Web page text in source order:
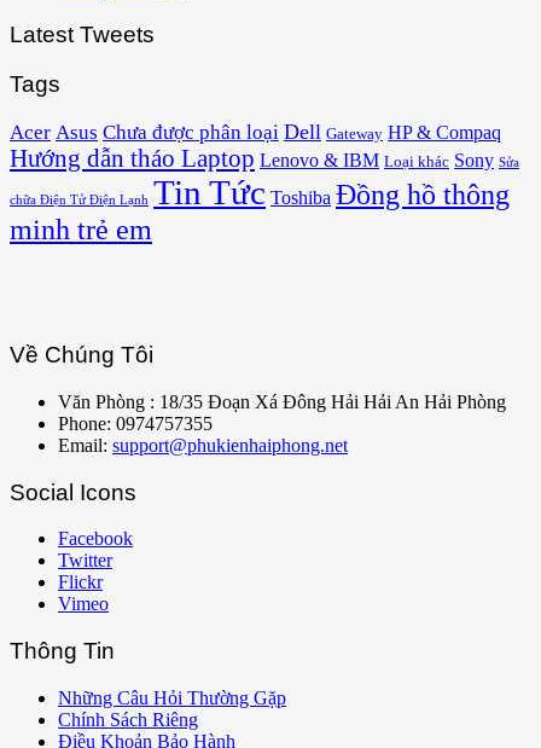
Latest Tweets
Tags
Acer Asus Chưa được phân loại Dell Gateway HP & Compaq
Hướng dẫn tháo Laptop Lenovo & IBM Loại khác Sony Sửa
chữa Điện Tử Điện Lạnh Tin Tức Toshiba Đồng hồ thông
minh trẻ em
Về Chúng Tôi
Văn Phòng : 18/35 Đoạn Xá Đông Hải Hải An Hải Phòng
Phone: 0974757355
Email: support@phukienhaiphong.net
Social Icons
Facebook
Twitter
Flickr
Vimeo
Thông Tin
Những Câu Hỏi Thường Gặp
Chính Sách Riêng
Điều Khoản Bảo Hành